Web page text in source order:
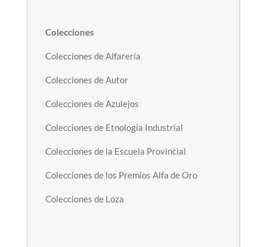
Colecciones
Colecciones de Alfarería
Colecciones de Autor
Colecciones de Azulejos
Colecciones de Etnología Industrial
Colecciones de la Escuela Provincial
Colecciones de los Premios Alfa de Oro
Colecciones de Loza